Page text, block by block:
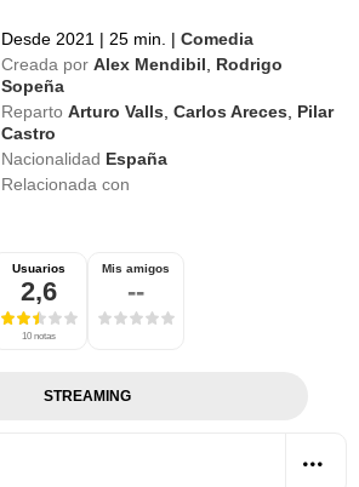
Desde 2021 | 25 min. | Comedia
Creada por Alex Mendibil
Rodrigo
Sopeña
Reparto Arturo Valls ,Carlos Areces
Pilar
Castro
Nacionalidad España
Relacionada con
Usuarios
2,6
10 notas
Mis amigos
--
STREAMING